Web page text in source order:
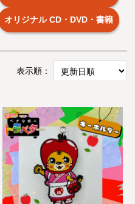
オリジナル CD・DVD・書籍
表示順：